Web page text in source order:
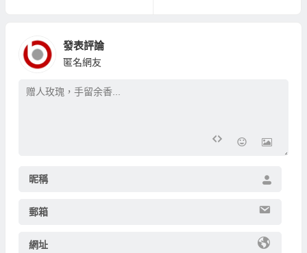
發表評論
匿名網友
昵稱
郵箱
網址